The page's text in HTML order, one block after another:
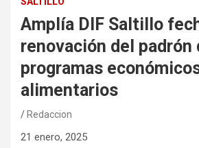
Amplía DIF Saltillo
renovación del padrón
programas
alimentarios
Redaccion
21 enero, 2025